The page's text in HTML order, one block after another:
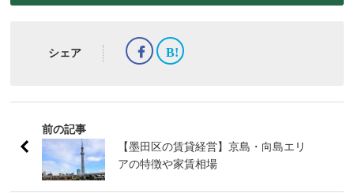
シェア
前の記事
【墨田区の賃貸経営】京島・向島エリ
アの特徴や家賃相場